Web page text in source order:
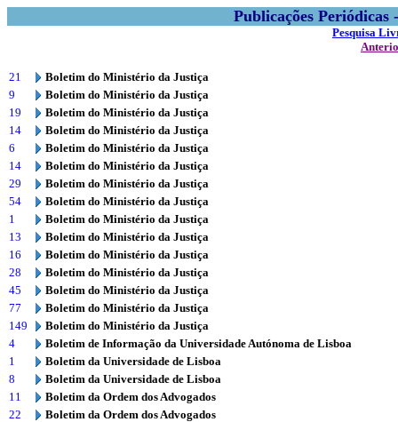
Publicações
Pesquisa
21
Boletim do Ministério da Justiça
9
Boletim do Ministério da Justiça
19
Boletim do Ministério da Justiça
14
Boletim do Ministério da Justiça
6
Boletim do Ministério da Justiça
14
Boletim do Ministério da Justiça
29
Boletim do Ministério da Justiça
54
Boletim do Ministério da Justiça
1
Boletim do Ministério da Justiça
13
Boletim do Ministério da Justiça
16
Boletim do Ministério da Justiça
28
Boletim do Ministério da Justiça
45
Boletim do Ministério da Justiça
77
Boletim do Ministério da Justiça
149
Boletim do Ministério da Justiça
4
Boletim de Informação da Universidade Autónoma de Lisboa
1
Boletim da Universidade de Lisboa
8
Boletim da Universidade de Lisboa
11
Boletim da Ordem dos Advogados
22
Boletim da Ordem dos Advogados